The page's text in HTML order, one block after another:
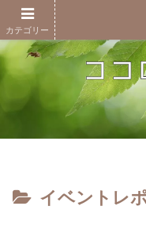
イベントレ
カテゴリー